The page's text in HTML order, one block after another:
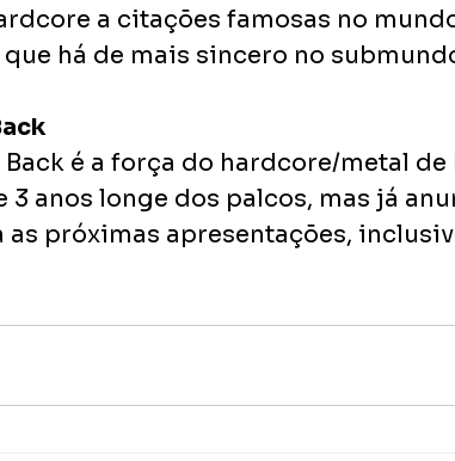
a citações famosas no
que há de mais sincero no
Back é a força do hardcore/metal de
3 anos longe dos palcos, mas já
as próximas apresentações,